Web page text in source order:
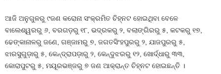
ଆଜି ଅନୁଗୁଳରୁ ୯ଜଣ କରୋନା ସଂକ୍ରମିତ ଚିହ୍ନଟ ହୋଇଥିବା ବେଳେ
ବାଲେଶ୍ୱରରୁ ୬, ବରଗଡ଼ରୁ ୧୮, ଭଦ୍ରକରୁ ୨, ବଲାଙ୍ଗିରରୁ ୫, କଟକରୁ ୧୭,
ଢେଙ୍କାନାଳରୁ ଜଣେ, ଗଞ୍ଜାମରୁ ୭, ଜଗତସିଂହପୁରରୁ ୨, ଯାଜପୁରରୁ ୫,
ଝାରସୁଗୁଡ଼ାରୁ ୫, କେନ୍ଦ୍ରାପଡ଼ାରୁ ୨, କେନ୍ଦୁଝରରୁ ୧୨, ଖୋର୍ଦ୍ଧାରୁ ୩୩,
କୋରାପୁଟରୁ ୫, ମୟୂରଭଞ୍ଜରୁ ୭ ଜଣ ଆକ୍ରାନ୍ତ ଚିହ୍ନଟ ହୋଇଛନ୍ତି ।